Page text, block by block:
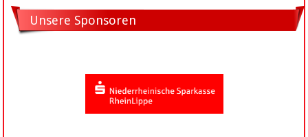
Unsere Sponsoren